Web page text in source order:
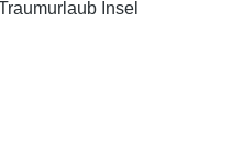
Insel